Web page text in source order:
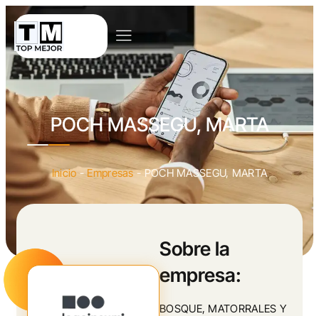
POCH MASSEGU, MARTA
Inicio -Empresas-POCH MASSEGU, MARTA
Sobre la
empresa:
BOSQUE, MATORRALES Y